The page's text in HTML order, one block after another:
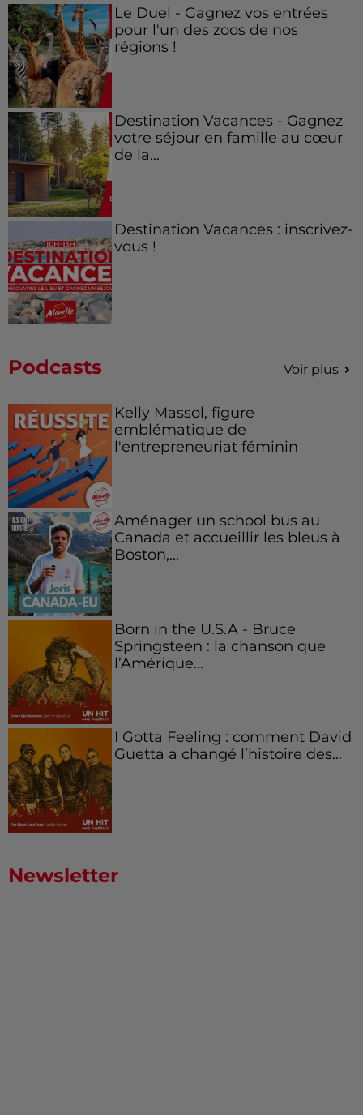
Le Duel - Gagnez vos entrées
pour l'un des zoos de nos
régions !
Destination Vacances - Gagnez
votre séjour en famille au cœur
de la...
Destination Vacances : inscrivez-
vous !
Podcasts Voir plus
Kelly Massol, figure
emblématique de
l'entrepreneuriat féminin
Aménager un school bus au
Canada et accueillir les bleus à
Boston,...
Born in the U.S.A - Bruce
Springsteen : la chanson que
l’Amérique...
I Gotta Feeling : comment David
Guetta a changé l’histoire des...
Newsletter